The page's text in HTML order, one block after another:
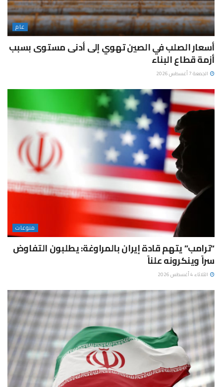
عام
أسعار الصلب في الصين تهوي إلى أدنى مستوى بسبب
أزمة قطاع البناء
الجمعة 7 أغسطس 2026
منوعات
“ترامب” يتهم قادة إيران بالمراوغة: يطلبون التفاوض
سراً وينكرونه علناً
الثلاثاء 4 أغسطس 2026